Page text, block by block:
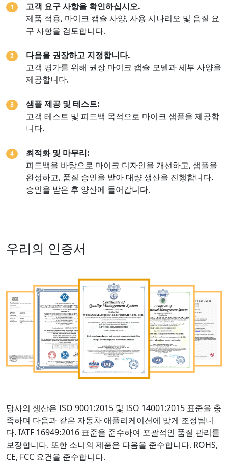
1
고객 요구 사항을 확인하십시오.
제품 적용, 마이크 캡슐 사양, 사용 시나리오 및 음질 요
구 사항을 검토합니다.
2
다음을 권장하고 지정합니다.
고객 평가를 위해 권장 마이크 캡슐 모델과 세부 사양을
제공합니다.
3
샘플 제공 및 테스트:
고객 테스트 및 피드백 목적으로 마이크 샘플을 제공합
니다.
4
최적화 및 마무리:
피드백을 바탕으로 마이크 디자인을 개선하고, 샘플을
완성하고, 품질 승인을 받아 대량 생산을 진행합니다.
승인을 받은 후 양산에 들어갑니다.
우리의 인증서
당사의 생산은 ISO 9001:2015 및 ISO 14001:2015 표준을 충
족하며 다음과 같은 자동차 애플리케이션에 맞게 조정됩니
다. IATF 16949:2016 표준을 준수하여 포괄적인 품질 관리를
보장합니다. 또한 소니의 제품은 다음을 준수합니다. ROHS,
CE, FCC 요건을 준수합니다.